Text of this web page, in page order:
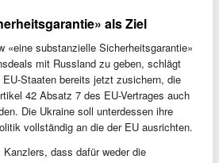
als Ziel
«eine substanzielle Sicherheitsgarantie»
mit Russland zu geben, schlägt
Staaten bereits jetzt zusichern, die
42 Absatz 7 des EU-Vertrages auch
Die Ukraine soll unterdessen ihre
vollständig an die der EU ausrichten.
dass dafür weder die